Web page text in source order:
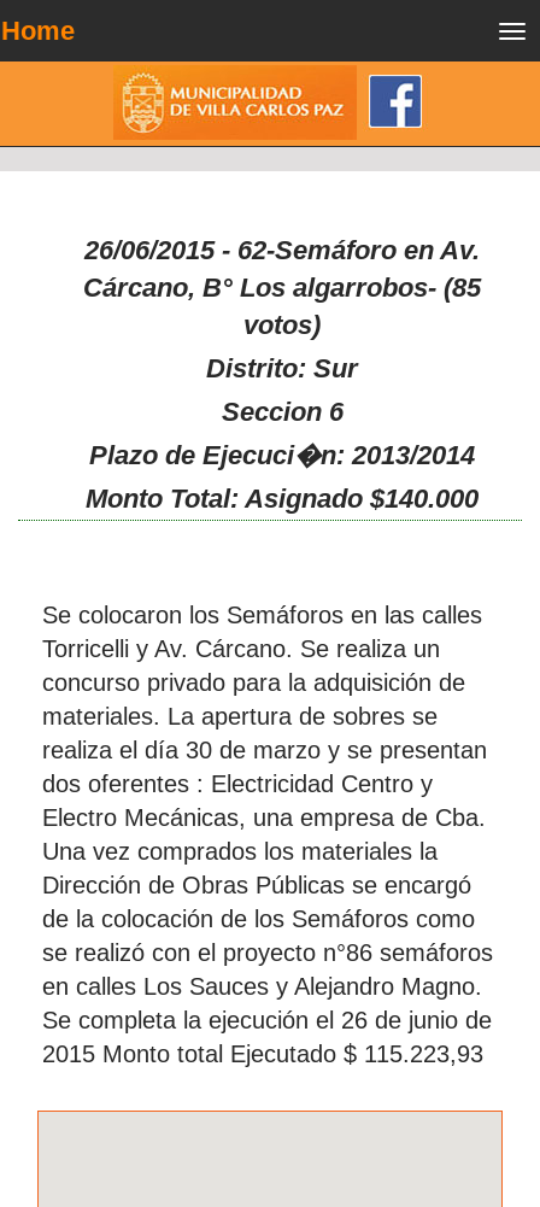
Home
26/06/2015 - 62-Semáforo en Av.
Cárcano, B° Los algarrobos- (85
votos)
Distrito: Sur
Seccion 6
Plazo de Ejecuci�n: 2013/2014
Monto Total: Asignado $140.000
Se colocaron los Semáforos en las calles
Torricelli y Av. Cárcano. Se realiza un
concurso privado para la adquisición de
materiales. La apertura de sobres se
realiza el día 30 de marzo y se presentan
dos oferentes : Electricidad Centro y
Electro Mecánicas, una empresa de Cba.
Una vez comprados los materiales la
Dirección de Obras Públicas se encargó
de la colocación de los Semáforos como
se realizó con el proyecto n°86 semáforos
en calles Los Sauces y Alejandro Magno.
Se completa la ejecución el 26 de junio de
2015 Monto total Ejecutado $ 115.223,93